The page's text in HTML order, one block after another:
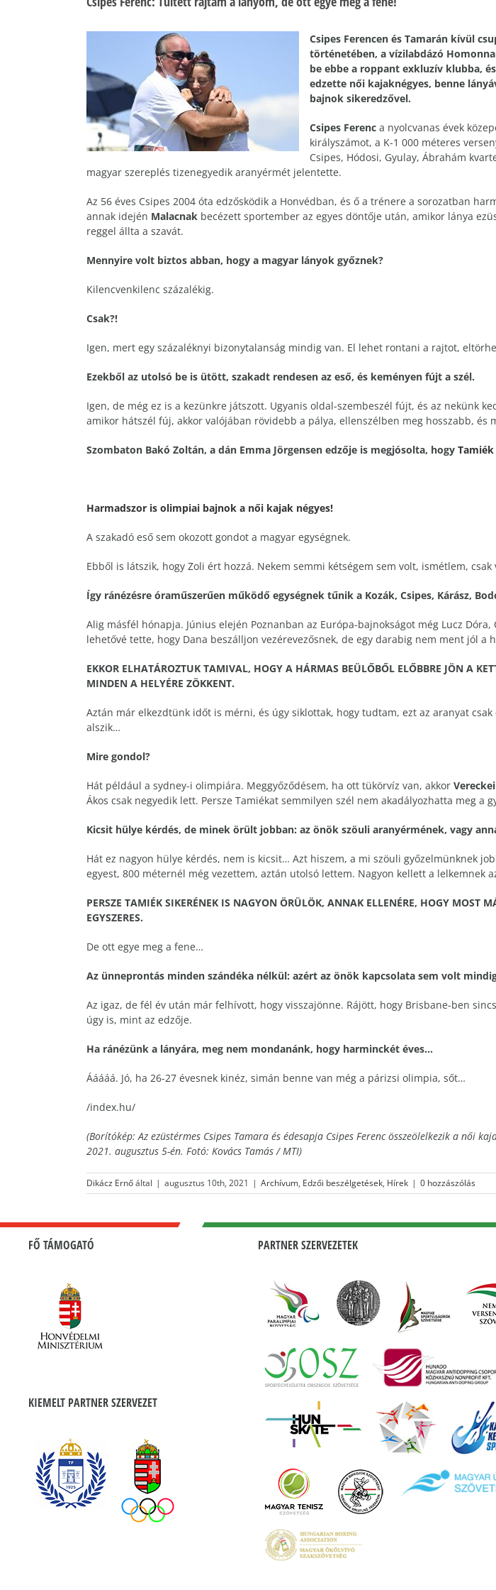
Csipes Ferencen és Tamarán kívül
történetében, a vízilabdázó
be ebbe a roppant exkluzív klubba,
edzette női kajaknégyes, benne
bajnok sikeredzővel.
Csipes Ferenc a nyolcvanas évek
királyszámot, a K-1 000 méteres
Csipes, Hódosi, Gyulay, Ábrahám
magyar szereplés tizenegyedik aranyérmét jelentette.
Az 56 éves Csipes 2004 óta edzősködik a Honvédban, és ő a trénere a sorozatban
annak idején Malacnak becézett sportember az egyes döntője után, amikor lánya
reggel állta a szavát.
Mennyire volt biztos abban, hogy a magyar lányok győznek?
Kilencvenkilenc százalékig.
Csak?!
Igen, mert egy százaléknyi bizonytalanság mindig van. El lehet rontani a rajtot,
Ezekből az utolsó be is ütött, szakadt rendesen az eső, és keményen fújt a szél.
Igen, de még ez is a kezünkre játszott. Ugyanis oldal-szembeszél fújt, és az nekünk
amikor hátszél fúj, akkor valójában rövidebb a pálya, ellenszélben meg hosszabb,
Szombaton Bakó Zoltán, a dán Emma Jörgensen edzője is megjósolta, hogy
Harmadszor is olimpiai bajnok a női kajak négyes!
A szakadó eső sem okozott gondot a magyar egységnek.
Ebből is látszik, hogy Zoli ért hozzá. Nekem semmi kétségem sem volt, ismétlem,
Így ránézésre óraműszerűen működő egységnek tűnik a Kozák, Csipes, Kárász,
Alig másfél hónapja. Június elején Poznanban az Európa-bajnokságot még Lucz
lehetővé tette, hogy Dana beszálljon vezérevezősnek, de egy darabig nem ment jól a
EKKOR ELHATÁROZTUK TAMIVAL, HOGY A HÁRMAS BEÜLŐBŐL ELŐBBRE JÖN A
MINDEN A HELYÉRE ZÖKKENT.
Aztán már elkezdtünk időt is mérni, és úgy siklottak, hogy tudtam, ezt az aranyat
alszik…
Mire gondol?
Hát például a sydney-i olimpiára. Meggyőződésem, ha ott tükörvíz van, akkor
Ákos csak negyedik lett. Persze Tamiékat semmilyen szél nem akadályozhatta meg a
Kicsit hülye kérdés, de minek örült jobban: az önök szöuli aranyérmének, vagy
Hát ez nagyon hülye kérdés, nem is kicsit… Azt hiszem, a mi szöuli győzelmünknek
egyest, 800 méternél még vezettem, aztán utolsó lettem. Nagyon kellett a lelkemnek
PERSZE TAMIÉK SIKERÉNEK IS NAGYON ÖRÜLÖK, ANNAK ELLENÉRE, HOGY MOST
EGYSZERES.
De ott egye meg a fene…
Az ünneprontás minden szándéka nélkül: azért az önök kapcsolata sem volt
Az igaz, de fél év után már felhívott, hogy visszajönne. Rájött, hogy Brisbane-ben
úgy is, mint az edzője.
Ha ránézünk a lányára, meg nem mondanánk, hogy harminckét éves…
Ááááá. Jó, ha 26-27 évesnek kinéz, simán benne van még a párizsi olimpia, sőt…
/index.hu/
(Borítókép: Az ezüstérmes Csipes Tamara és édesapja Csipes Ferenc összeölelkezik a női
2021. augusztus 5-én. Fotó: Kovács Tamás / MTI)
Dikácz Ernőáltal | augusztus 10th, 2021 | Archívum, Edzői beszélgetések, Hírek | 0 hozzászólás
FŐ TÁMOGATÓ
KIEMELT PARTNER SZERVEZET
PARTNER SZERVEZETEK